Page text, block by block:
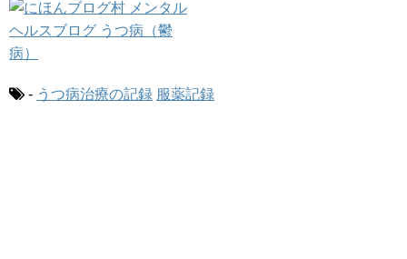
- うつ病治療の記録 服薬記録